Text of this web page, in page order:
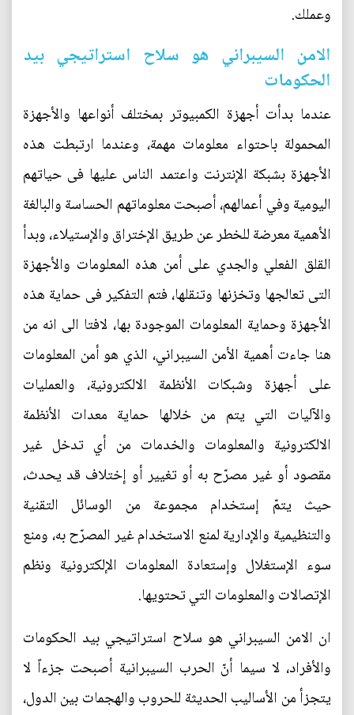
وعملك.
الامن السيبراني هو سلاح استراتيجي بيد
الحكومات
عندما بدأت أجهزة الكمبيوتر بمختلف أنواعها والأجهزة
المحمولة باحتواء معلومات مهمة، وعندما ارتبطت هذه
الأجهزة بشبكة الإنترنت واعتمد الناس عليها فى حياتهم
اليومية وفي أعمالهم، أصبحت معلوماتهم الحساسة والبالغة
الأهمية معرضة للخطر عن طريق الإختراق والإستيلاء، وبدأ
القلق الفعلي والجدي على أمن هذه المعلومات والأجهزة
التى تعالجها وتخزنها وتنقلها، فتم التفكير فى حماية هذه
الأجهزة وحماية المعلومات الموجودة بها، لافتا الى انه من
هنا جاءت أهمية الأمن السيبراني، الذي هو أمن المعلومات
على أجهزة وشبكات الأنظمة الالكترونية، والعمليات
والآليات التي يتم من خلالها حماية معدات الأنظمة
الالكترونية والمعلومات والخدمات من أي تدخل غير
مقصود أو غير مصرّح به أو تغيير أو إختلاف قد يحدث،
حيث يتمّ إستخدام مجموعة من الوسائل التقنية
والتنظيمية والإدارية لمنع الاستخدام غير المصرّح به، ومنع
سوء الإستغلال وإستعادة المعلومات الإلكترونية ونظم
الإتصالات والمعلومات التي تحتويها.
ان الامن السيبراني هو سلاح استراتيجي بيد الحكومات
والأفراد، لا سيما أنّ الحرب السيبرانية أصبحت جزءاً لا
يتجزأ من الأساليب الحديثة للحروب والهجمات بين الدول،